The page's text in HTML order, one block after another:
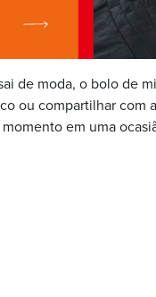
de moda, o bolo de
ou compartilhar com
em uma